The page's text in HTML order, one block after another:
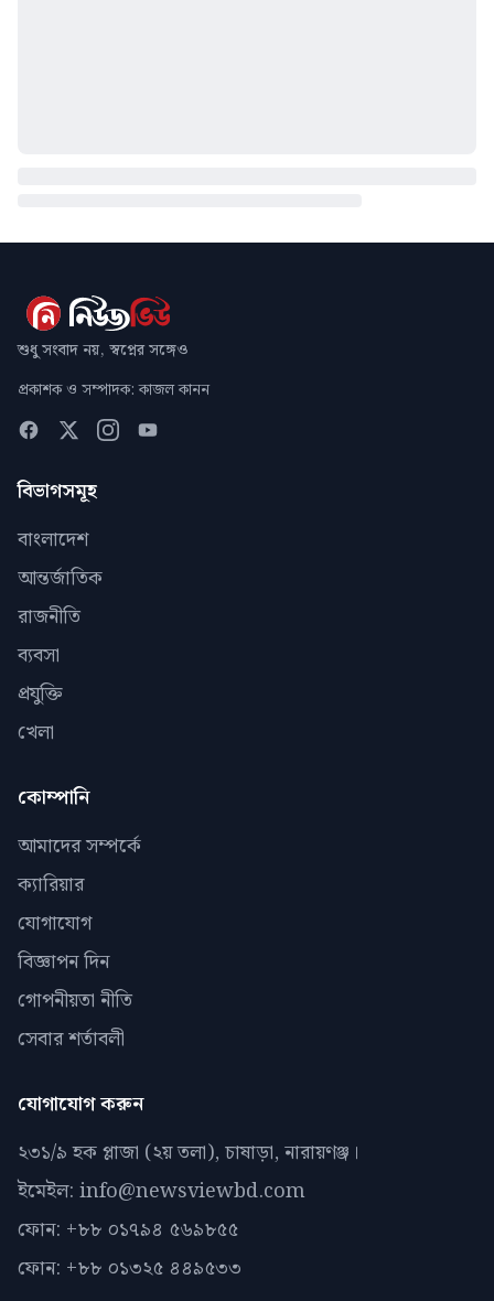
শুধু সংবাদ নয়, স্বপ্নের সঙ্গেও
প্রকাশক ও সম্পাদক: কাজল কানন
বিভাগসমূহ
বাংলাদেশ
আন্তর্জাতিক
রাজনীতি
ব্যবসা
প্রযুক্তি
খেলা
কোম্পানি
আমাদের সম্পর্কে
ক্যারিয়ার
যোগাযোগ
বিজ্ঞাপন দিন
গোপনীয়তা নীতি
সেবার শর্তাবলী
যোগাযোগ করুন
২৩১/৯ হক প্লাজা (২য় তলা), চাষাড়া, নারায়ণঞ্জ।
ইমেইল: info@newsviewbd.com
ফোন: +৮৮ ০১৭৯৪ ৫৬৯৮৫৫
ফোন: +৮৮ ০১৩২৫ ৪৪৯৫৩৩